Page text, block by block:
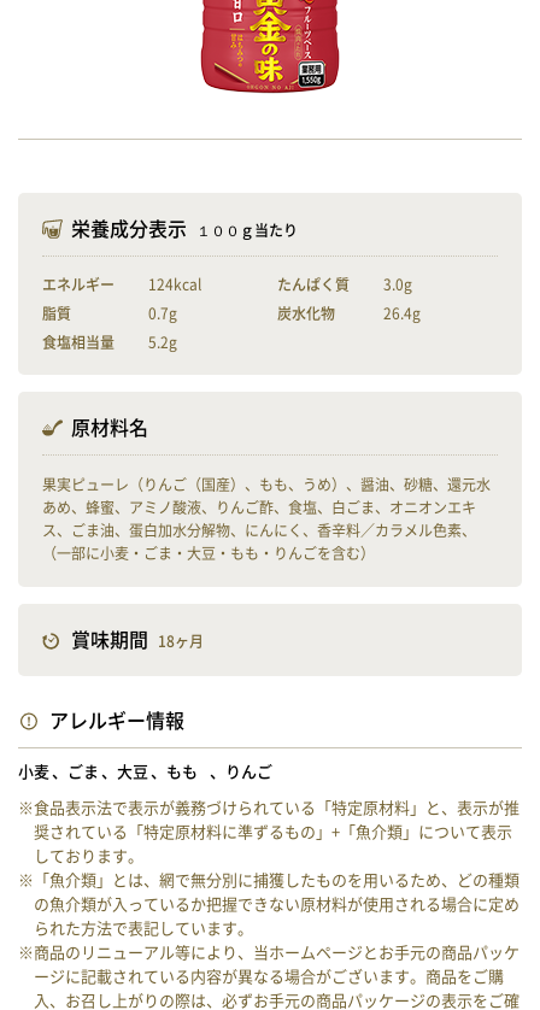
栄養成分表示 １００ｇ当たり
エネルギー 124kcal たんぱく質
3.0g
脂質
0.7g 炭水化物
26.4g
食塩相当量
5.2g
原材料名
果実ピューレ（りんご（国産）、もも、うめ）、醤油、砂糖、還元水
あめ、蜂蜜、アミノ酸液、りんご酢、食塩、白ごま、オニオンエキ
ス、ごま油、蛋白加水分解物、にんにく、香辛料／カラメル色素、
（一部に小麦・ごま・大豆・もも・りんごを含む）
賞味期間 18ヶ月
アレルギー情報
小麦 ごま 大豆 もも りんご
※食品表示法で表示が義務づけられている「特定原材料」と、表示が推
奨されている「特定原材料に準ずるもの」+「魚介類」について表示
しております。
※「魚介類」とは、網で無分別に捕獲したものを用いるため、どの種類
の魚介類が入っているか把握できない原材料が使用される場合に定め
られた方法で表記しています。
※商品のリニューアル等により、当ホームページとお手元の商品パッケ
ージに記載されている内容が異なる場合がございます。商品をご購
入、お召し上がりの際は、必ずお手元の商品パッケージの表示をご確